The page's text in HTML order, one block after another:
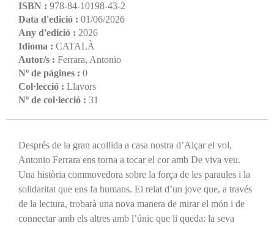
ISBN : 978-84-10198-43-2
Data d'edició : 01/06/2026
Any d'edició : 2026
Idioma : CATALÀ
Autor/s : Ferrara, Antonio
Nº de pàgines : 0
Col·lecció : Llavors
Nº de col·lecció : 31
Després de la gran acollida a casa nostra d’Alçar el vol,
Antonio Ferrara ens torna a tocar el cor amb De viva veu.
Una història commovedora sobre la força de les paraules i la
solidaritat que ens fa humans. El relat d’un jove que, a través
de la lectura, trobarà una nova manera de mirar el món i de
connectar amb els altres amb l’únic que li queda: la seva